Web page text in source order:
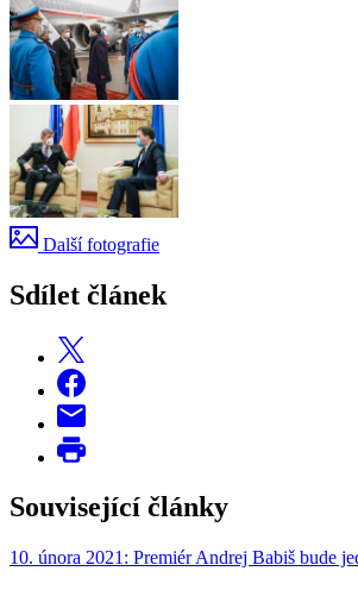
Další fotografie
Sdílet článek
Související články
10. února 2021: Premiér Andrej Babiš bude